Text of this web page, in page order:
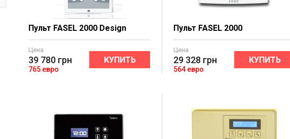
Пульт FASEL 2000 Design
Цена
39 780 грн
765 евро
КУПИТЬ
Пульт FASEL 2000
Цена
29 328 грн
564 евро
КУПИТЬ